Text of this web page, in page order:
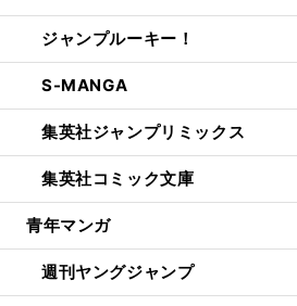
ジャンプルーキー！
S-MANGA
集英社ジャンプリミックス
集英社コミック文庫
青年マンガ
週刊ヤングジャンプ